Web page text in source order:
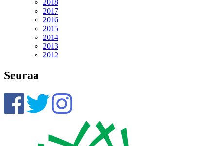
2018
2017
2016
2015
2014
2013
2012
Seuraa